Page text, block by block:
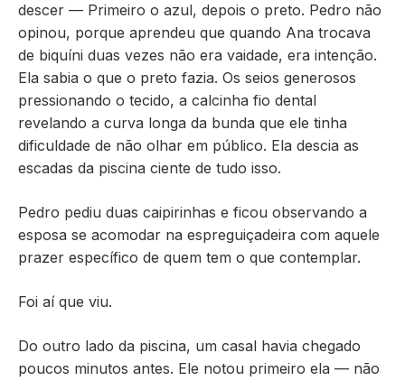
descer — Primeiro o azul, depois o preto. Pedro não
opinou, porque aprendeu que quando Ana trocava
de biquíni duas vezes não era vaidade, era intenção.
Ela sabia o que o preto fazia. Os seios generosos
pressionando o tecido, a calcinha fio dental
revelando a curva longa da bunda que ele tinha
dificuldade de não olhar em público. Ela descia as
escadas da piscina ciente de tudo isso.
Pedro pediu duas caipirinhas e ficou observando a
esposa se acomodar na espreguiçadeira com aquele
prazer específico de quem tem o que contemplar.
Foi aí que viu.
Do outro lado da piscina, um casal havia chegado
poucos minutos antes. Ele notou primeiro ela — não